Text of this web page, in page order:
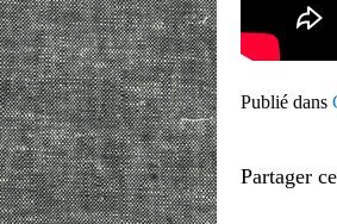
Publié dans
Partager